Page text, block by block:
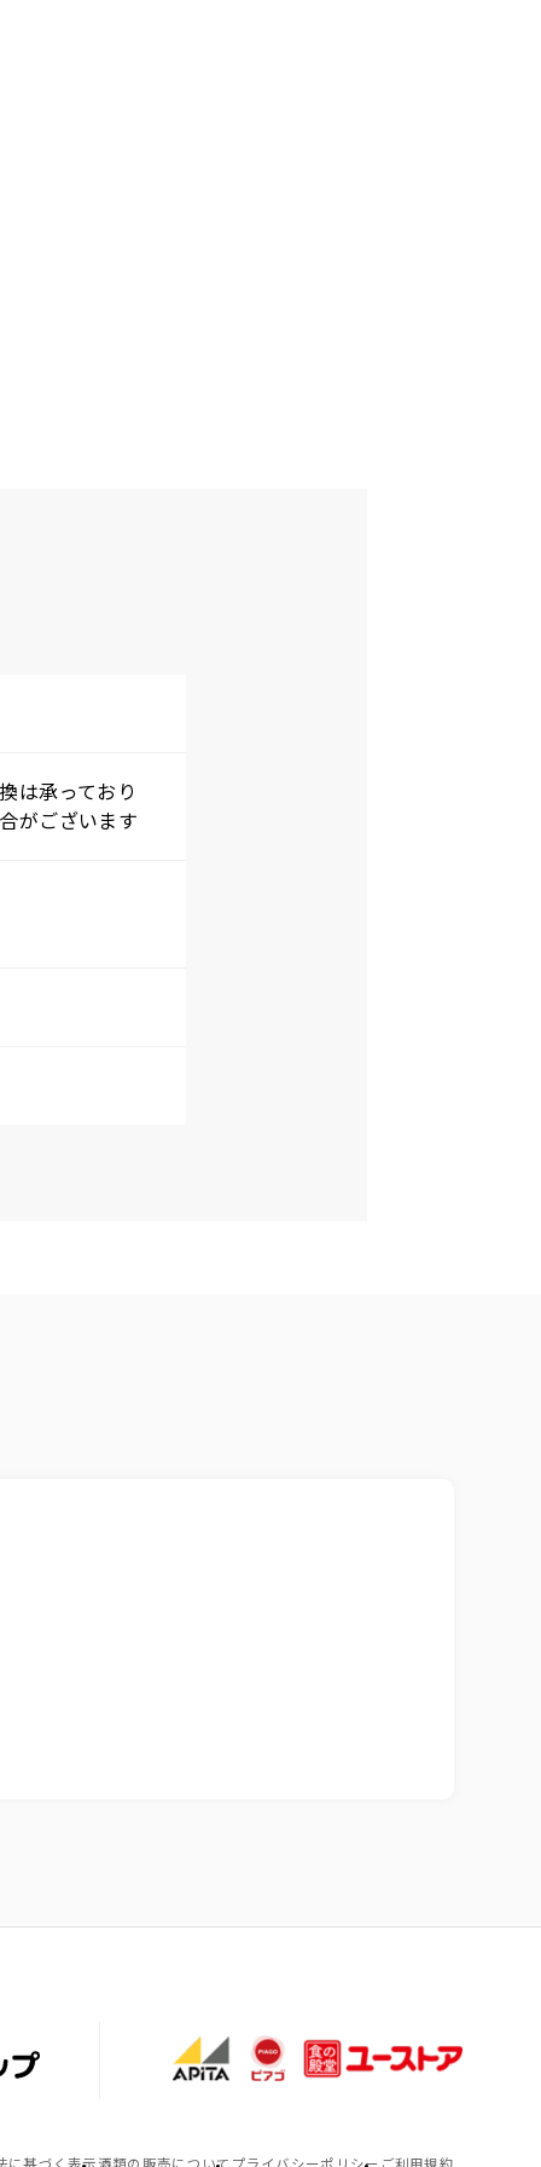
は承っており
がございます
に基づく表示 酒類の販売について プライバシーポリシー ご利用規約